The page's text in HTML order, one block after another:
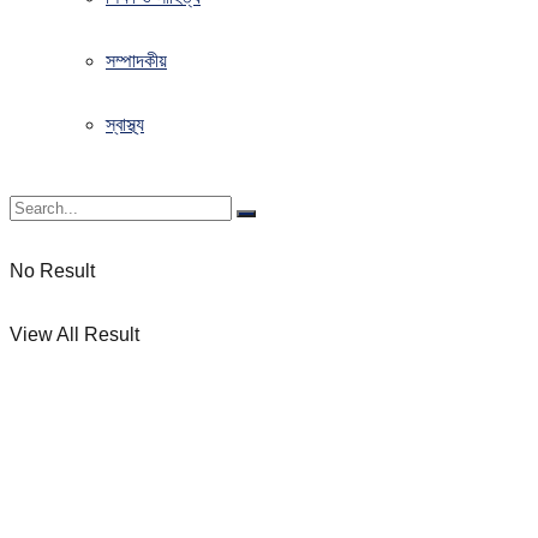
সম্পাদকীয়
স্বাস্থ্য
No Result
View All Result